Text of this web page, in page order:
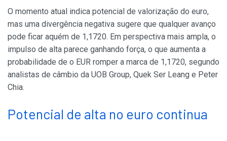
O momento atual indica potencial de valorização do euro,
mas uma divergência negativa sugere que qualquer avanço
pode ficar aquém de 1,1720. Em perspectiva mais ampla, o
impulso de alta parece ganhando força, o que aumenta a
probabilidade de o EUR romper a marca de 1,1720, segundo
analistas de câmbio da UOB Group, Quek Ser Leang e Peter
Chia.
Potencial de alta no euro continua